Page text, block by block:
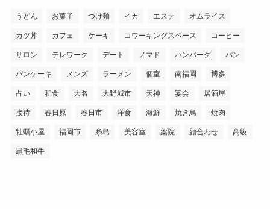
うどん お菓子 つけ麺 イカ エステ オムライス
カツ丼 カフェ ケーキ コワーキングスペース コーヒー
サロン テレワーク デート ノマド ハンバーグ パン
パンケーキ メンズ ラーメン 個室 南福岡 博多
占い 和食 大名 大野城市 天神 宴会 居酒屋
接待 春日原 春日市 洋食 海鮮 焼き鳥 焼肉
牡蠣小屋 福岡市 糸島 美容室 薬院 顔合わせ 高級
黒毛和牛